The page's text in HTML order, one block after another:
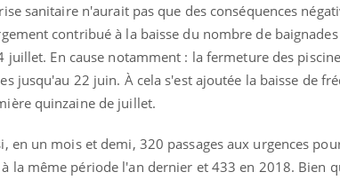
sanitaire n'aurait pas que des conséquences
contribué à la baisse du nombre de
juillet. En cause notamment : la fermeture des
jusqu'au 22 juin. À cela s'est ajoutée la baisse de
quinzaine de juillet.
en un mois et demi, 320 passages aux urgences
la même période l'an dernier et 433 en 2018. Bien
qui sont faciles à aborder...
côté, poser des
maladie d'un proche c'est
Fatigue, irritabilité,
même alopécie… Les
carence en fer sont